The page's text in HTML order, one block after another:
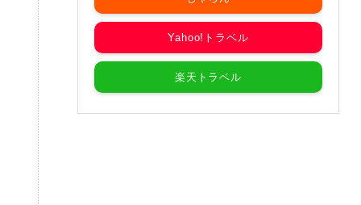
Yahoo!トラベル
楽天トラベル